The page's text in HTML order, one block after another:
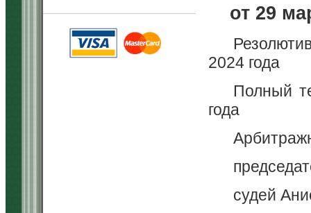
от 29
2024 года
Полный
года
судей